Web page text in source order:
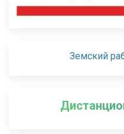
Земский